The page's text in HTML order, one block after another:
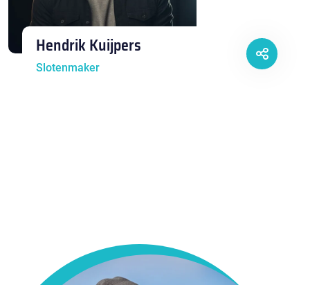
Hendrik Kuijpers
Slotenmaker